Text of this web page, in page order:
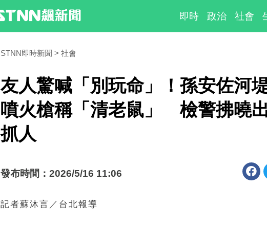
即時 政治 社會
STNN即時新聞 社會
友人驚喊「別玩命」！孫安佐河
噴火槍稱「清老鼠」 檢警拂曉
抓人
發布時間：2026/5/16 11:06
記者蘇沐言／台北報導